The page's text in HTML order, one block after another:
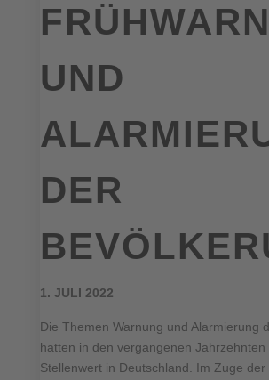
UND
DER
1. JULI 2022
Die Themen Warnung und Alarmierung
hatten in den vergangenen Jahrzehnten
Stellenwert in Deutschland. Im Zuge